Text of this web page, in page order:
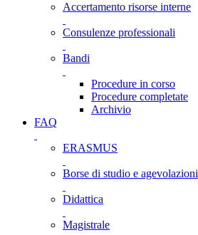
Accertamento risorse interne
Consulenze professionali
Bandi
Procedure in corso
Procedure completate
Archivio
FAQ
ERASMUS
Borse di studio e agevolazioni
Didattica
Magistrale